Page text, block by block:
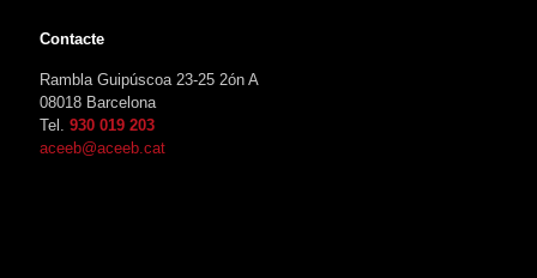
Contacte
Rambla Guipúscoa 23-25 2ón A
08018 Barcelona
Tel. 930 019 203
aceeb@aceeb.cat